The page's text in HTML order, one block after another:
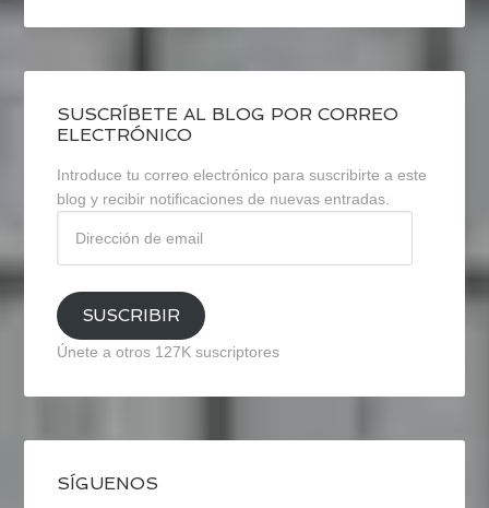
SUSCRÍBETE AL BLOG POR CORREO
ELECTRÓNICO
Introduce tu correo electrónico para suscribirte a este
blog y recibir notificaciones de nuevas entradas.
email
SUSCRIBIR
Únete a otros 127K suscriptores
SÍGUENOS